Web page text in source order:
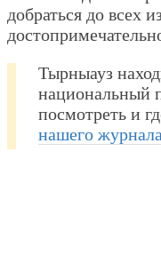
добраться до всех
Тырныауз
национальный
посмотреть и
нашего журнала